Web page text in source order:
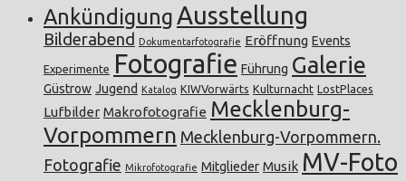
Ankündigung Ausstellung
Bilderabend Dokumentarfotografie Eröffnung Events
Experimente Fotografie Führung Galerie
Güstrow Jugend Katalog KIWVorwärts Kulturnacht LostPlaces
Lufbilder Makrofotografie Mecklenburg-
Vorpommern Mecklenburg-Vorpommern.
Fotografie Mikrofotografie Mitglieder Musik MV-Foto